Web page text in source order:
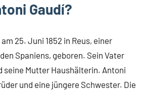
Gaudí?
25. Juni 1852 in Reus, einer
Spaniens, geboren. Sein Vater
seine Mutter Haushälterin. Antoni
und eine jüngere Schwester. Die